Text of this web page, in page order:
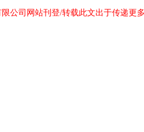
公司网站刊登/转载此文出于传递更